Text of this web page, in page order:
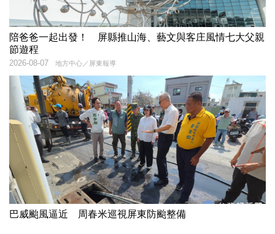
陪爸爸一起出發！ 屏縣推山海、藝文與客庄風情七大父親
節遊程
地方中心／屏東報導
2026-08-07
巴威颱風逼近 周春米巡視屏東防颱整備